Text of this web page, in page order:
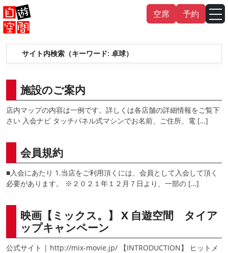
Skip
to
content
空席 予約
サイト内検索（キーワード: 卓球）
施設のご案内
店内マップの内容は一例です。詳しくは各店舗の詳細情報をご覧下
さい 入会ナビ タッチパネル式マシンでお名前、ご住所、電 […]
会員規約
■入会にあたり 1.当店をご利用頂くには、会員として入会して頂く
必要があります。 ※２０２１年１２月７日より、一部の […]
映画【ミックス。】 X 自遊空間 タイア
ップキャンペーン
公式サイト | http://mix-movie.jp/ 【INTRODUCTION】 ヒットメ
English 中文（繁體） 中文（简体）
日本語